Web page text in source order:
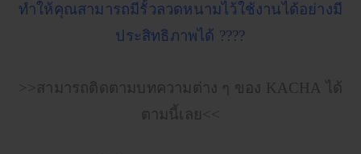
ทำให้คุณสามารถมีรั้วลวดหนามไว้ใช้งานได้อย่างมี
ประสิทธิภาพได้ ????
>>สามารถติดตามบทความต่าง ๆ ของ KACHA ได้
ตามนี้เลย<<